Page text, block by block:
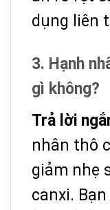
dụng liên
3. Hạnh
gì không?
Trả lời
nhân thô
giảm nhẹ
canxi.